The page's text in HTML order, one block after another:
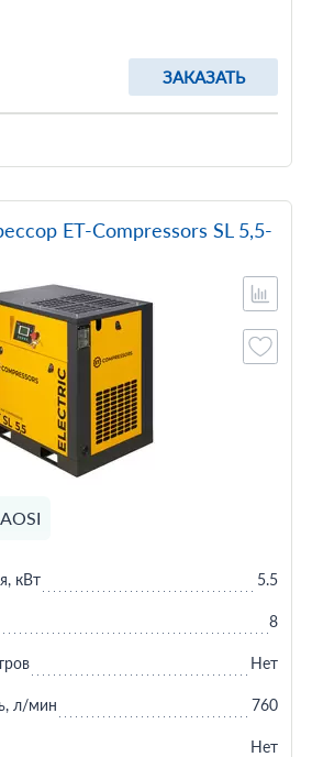
ЗАКАЗАТЬ
ET-Compressors SL 5,5-
кВт 5.5
8
Нет
л/мин 760
Нет